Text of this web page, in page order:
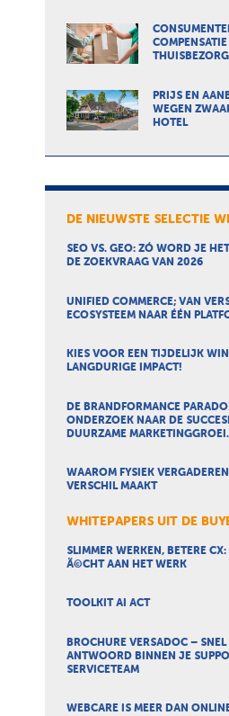
PRIJS EN
WEGEN
HOTEL
DE NIEUWSTE SELECTIE
SEO VS. GEO: ZÓ WORD JE
DE ZOEKVRAAG VAN 2026
UNIFIED COMMERCE; VAN
ECOSYSTEEM NAAR ÉÉN
KIES VOOR EEN TIJDELIJK
LANGDURIGE IMPACT!
DE BRANDFORMANCE
ONDERZOEK NAAR DE
DUURZAME MARKETINGGROEI.
WAAROM FYSIEK
VERSCHIL MAAKT
WHITEPAPERS UIT DE
SLIMMER WERKEN, BETERE CX:
Ã©CHT AAN HET WERK
TOOLKIT AI ACT
BROCHURE VERSADOC –
ANTWOORD BINNEN JE
SERVICETEAM
WEBCARE IS MEER DAN